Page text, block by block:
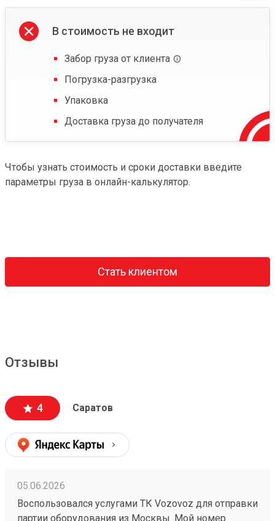
В стоимость не входит
Забор груза от клиента
Погрузка-разгрузка
Упаковка
Доставка груза до получателя
Чтобы узнать стоимость и сроки доставки введите
параметры груза в онлайн-калькулятор.
Стать клиентом
Отзывы
4 Саратов
05.06.2026
Воспользовался услугами ТК Vozovoz для отправки
партии оборудования из Москвы. Мой номер